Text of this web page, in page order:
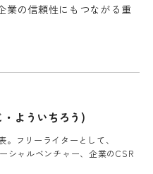
業の信頼性にもつながる重
よういちろう)
フリーライターとして、
シャルベンチャー、企業のCSR